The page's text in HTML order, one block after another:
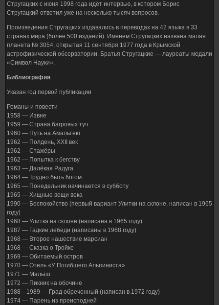
Стругацких с июня 1998 года идёт интервью, в котором Борис
Стругацкий ответил уже на несколько тысяч вопросов.
Произведения Стругацких издавались в переводах на 42 языка в 33
странах мира (более 500 изданий). Именем Стругацких названа малая
планета № 3054, открытая 11 сентября 1977 года в Крымской
астрофизической обсерватории. Братья Стругацкие — лауреаты медали
«Символ Науки».
Библиография
Указан год первой публикации
Романы и повести
1958 — Извне
1959 — Страна багровых туч
1960 — Путь на Амальтею
1962 — Полдень, XXII век
1962 — Стажёры
1962 — Попытка к бегству
1963 — Далёкая Радуга
1964 — Трудно быть богом
1965 — Понедельник начинается в субботу
1965 — Хищные вещи века
1990 — Беспокойство (первый вариант Улитки на склоне, написан в 1965
году)
1968 — Улитка на склоне (написана в 1965 году)
1987 — Гадкие лебеди (написаны в 1968 году)
1968 — Второе нашествие марсиан
1968 — Сказка о Тройке
1969 — Обитаемый остров
1970 — Отель «У Погибшего Альпиниста»
1971 — Малыш
1972 — Пикник на обочине
1988—1989 — Град обреченный (написан в 1972 году)
1974 — Парень из преисподней